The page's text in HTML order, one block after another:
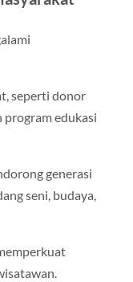
seperti donor
program edukasi
generasi
seni, budaya,